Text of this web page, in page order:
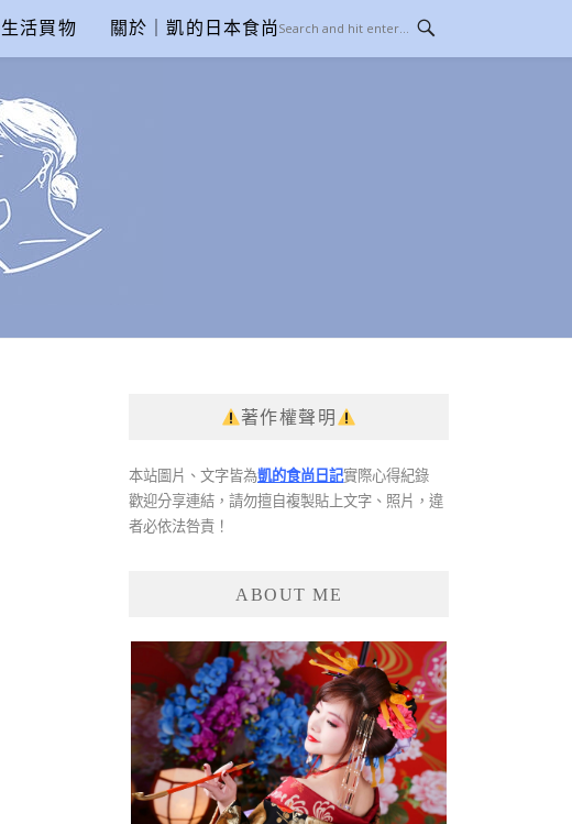
生活買物 關於｜凱的日本食尚日記
著作權聲明
本站圖片、文字皆為凱的食尚日記實際心得紀錄
歡迎分享連結，請勿擅自複製貼上文字、照片，違
者必依法咎責！
ABOUT ME